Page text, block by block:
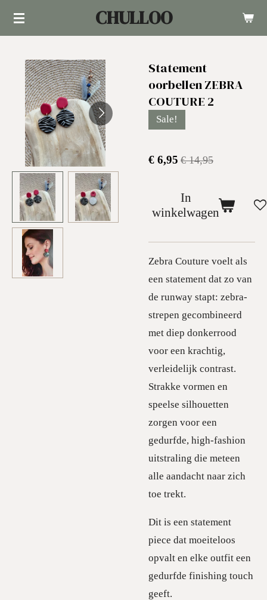
Ga
hoofdinhoud
CHULLOO
Statement
oorbellen ZEBRA
COUTURE 2
Sale!
€ 6,95 € 14,95
In
winkelwagen
Zebra Couture voelt als
een statement dat zo van
de runway stapt: zebra-
strepen gecombineerd
met diep donkerrood
voor een krachtig,
verleidelijk contrast.
Strakke vormen en
speelse silhouetten
zorgen voor een
gedurfde, high-fashion
uitstraling die meteen
alle aandacht naar zich
toe trekt.
Dit is een statement
piece dat moeiteloos
opvalt en elke outfit een
gedurfde finishing touch
geeft.